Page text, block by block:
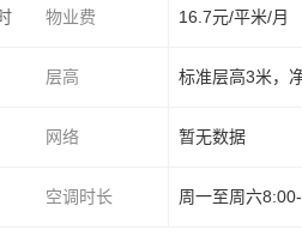
物业费 16.7元/平米/月
层高 标准层高3米，
网络 暂无数据
空调时长 周一至周六